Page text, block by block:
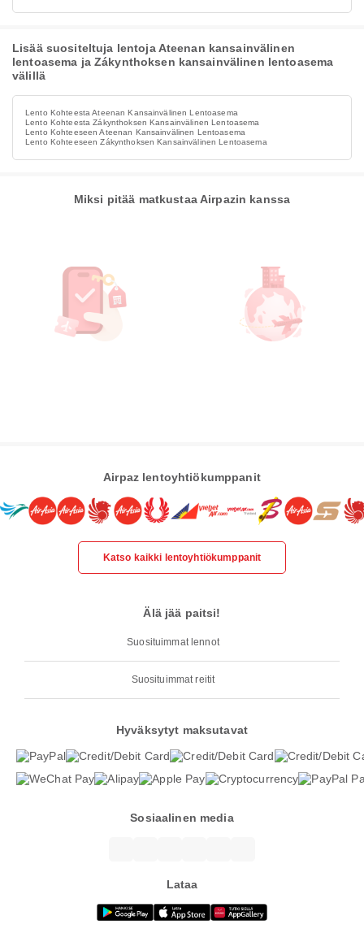
Lisää suositeltuja lentoja Ateenan kansainvälinen
lentoasema ja Zákynthoksen kansainvälinen lentoasema
välillä
Lento Kohteesta Ateenan Kansainvälinen Lentoasema
Lento Kohteesta Zákynthoksen Kansainvälinen Lentoasema
Lento Kohteeseen Ateenan Kansainvälinen Lentoasema
Lento Kohteeseen Zákynthoksen Kansainvälinen Lentoasema
Miksi pitää matkustaa Airpazin kanssa
Airpaz lentoyhtiökumppanit
Katso kaikki lentoyhtiökumppanit
Älä jää paitsi!
Suosituimmat lennot
Suosituimmat reitit
Hyväksytyt maksutavat
Sosiaalinen media
Lataa